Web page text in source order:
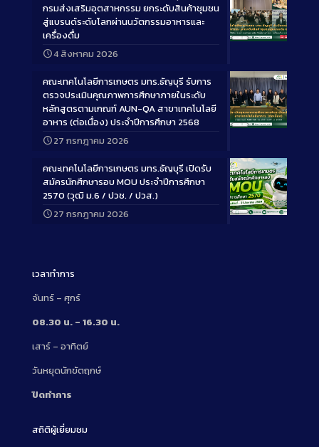
Long
กรมส่งเสริมอุตสาหกรรม ยกระดับสินค้าชุมชน
สู่แบรนด์ระดับโลกผ่านนวัตกรรมอาหารและ
เครื่องดื่ม
4 สิงหาคม 2026
Long
คณะเทคโนโลยีการเกษตร มทร.ธัญบุรี รับการ
ตรวจประเมินคุณภาพการศึกษาภายในระดับ
หลักสูตรตามเกณฑ์ AUN-QA สาขาเทคโนโลยี
อาหาร (ต่อเนื่อง) ประจำปีการศึกษา 2568
27 กรกฎาคม 2026
Long
คณะเทคโนโลยีการเกษตร มทร.ธัญบุรี เปิดรับ
สมัครนักศึกษารอบ MOU ประจำปีการศึกษา
2570 (วุฒิ ม.6 / ปวช. / ปวส.)
27 กรกฎาคม 2026
เวลาทำการ
จันทร์ – ศุกร์
08.30 น. – 16.30 น.
เสาร์ – อาทิตย์
วันหยุดนักขัตฤกษ์
ปิดทำการ
สถิติผู้เยี่ยมชม